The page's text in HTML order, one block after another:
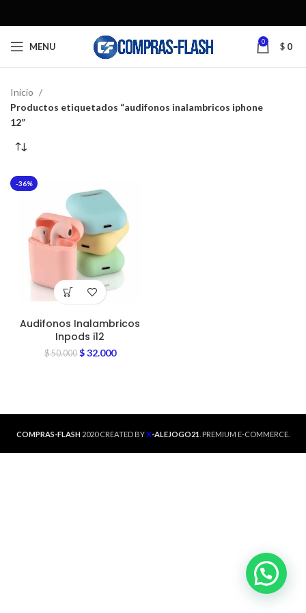
MENU 0 $ 0
Inicio
Productos etiquetados “audifonos inalambricos iphone
12”
-36%
Audifonos Inalambricos
Inpods i12
$50.000 $32.000
COMPRAS-FLASH 2020 CREATED BYX-ALEJOGO21 . PREMIUM E-COMMERCE.